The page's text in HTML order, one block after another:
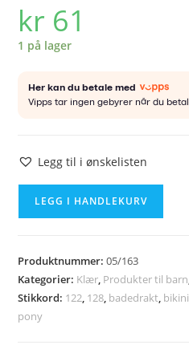
kr 61
1 på lager
Legg til i ønskelisten
122/128
antall
LEGG I HANDLEKURV
Produktnummer:05/163
Kategorier: Klær Produkter til barn
Stikkord: 122 128 badedrakt bikini
pony